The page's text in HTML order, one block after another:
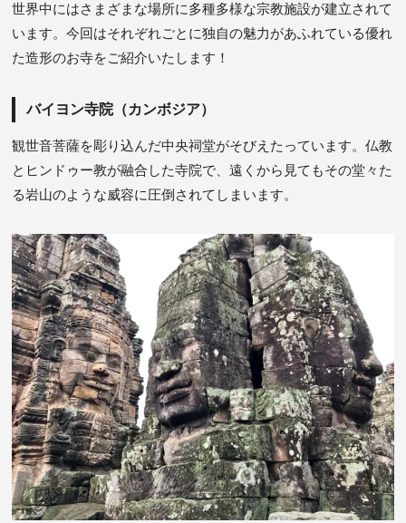
世界中にはさまざまな場所に多種多様な宗教施設が建立されて
います。今回はそれぞれごとに独自の魅力があふれている優れ
た造形のお寺をご紹介いたします！
バイヨン寺院（カンボジア）
観世音菩薩を彫り込んだ中央祠堂がそびえたっています。仏教
とヒンドゥー教が融合した寺院で、遠くから見てもその堂々た
る岩山のような威容に圧倒されてしまいます。